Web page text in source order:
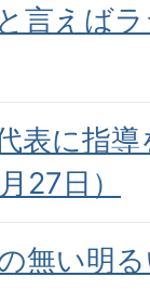
言えば
表に指
27日）
無い明